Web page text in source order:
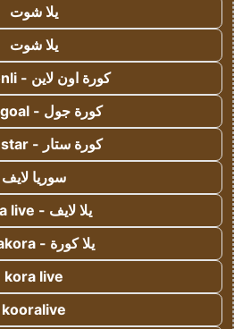
يلا شوت
يلا شوت
كورة اون لاين - kora onli
كورة جول - kora goal
كورة ستار - kora star
سوريا لايف
يلا لايف - yalla live
يلا كورة - yallakora
kora live
kooralive